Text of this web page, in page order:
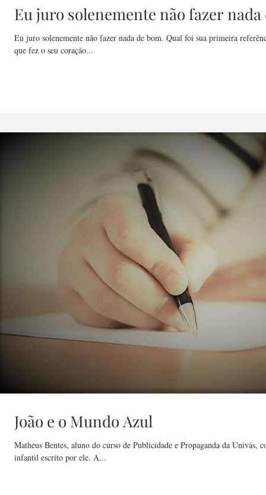
Eu juro solenemente não fazer nada
Eu juro solenemente não fazer nada de bom. Qual foi sua primeira
que fez o seu coração...
João e o Mundo Azul
Matheus Bentes, aluno do curso de Publicidade e Propaganda da Univás,
infantil escrito por ele. A...